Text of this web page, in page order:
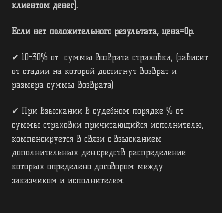
клиентом денег].
Если нет положительного результата, цена=0р.
✔ 10-30% от суммы возврата страховки, (зависит
от стадии на которой достигнут возврат и
размера суммы возврата)
✔ При взыскании в судебном порядке % от
суммы страховки причитающийся исполнителю,
компенсируется в связи с взысканием
дополнительных ден.средств распределение
которых определено договором между
заказчиком и исполнителем.